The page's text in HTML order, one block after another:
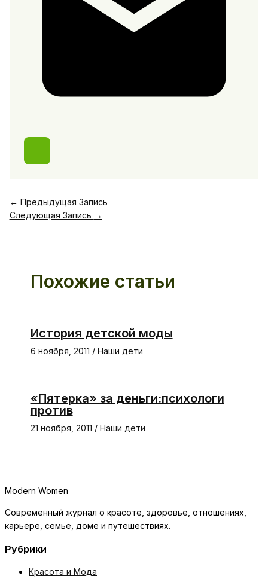
← Предыдущая Запись
Следующая Запись →
Похожие статьи
История детской моды
6 ноября, 2011 / Наши дети
«Пятерка» за деньги:психологи
против
21 ноября, 2011 / Наши дети
Modern Women
Современный журнал о красоте, здоровье, отношениях,
карьере, семье, доме и путешествиях.
Рубрики
Красота и Мода